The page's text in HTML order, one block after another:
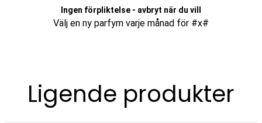
Ingen förpliktelse - avbryt när du vill
Välj en ny parfym varje månad för #x#
Ligende produkter